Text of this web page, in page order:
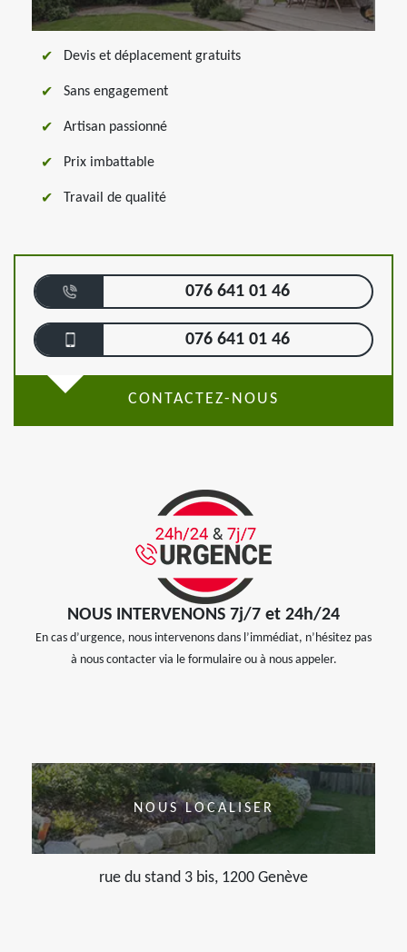
Devis et déplacement gratuits
Sans engagement
Artisan passionné
Prix imbattable
Travail de qualité
076 641 01 46
076 641 01 46
CONTACTEZ-NOUS
NOUS INTERVENONS 7j/7 et 24h/24
En cas d’urgence, nous intervenons dans l’immédiat, n’hésitez pas
à nous contacter via le formulaire ou à nous appeler.
NOUS LOCALISER
rue du stand 3 bis, 1200 Genève